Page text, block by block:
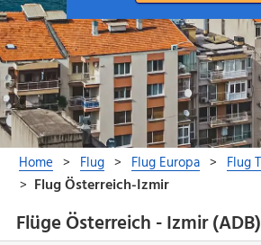
Flüge Österreich - Izmir (ADB)